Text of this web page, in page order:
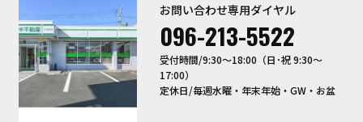
お問い合わせ専用ダイヤル
096-213-5522
受付時間/9:30〜18:00（日･祝 9:30～
17:00）
定休日/毎週水曜・年末年始・GW・お盆